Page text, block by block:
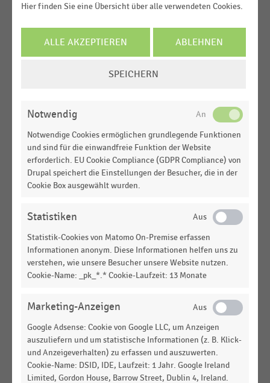
BAU- UND HEIMWERKERMÄRKTE|STATISTIK
Deutschland nach Sortimenten (2016-2025)
DEUTSCHSPRACHIGER EINZELHANDEL|STATISTIK
Umsatz der steuerpflichtigen Unternehmen im
BAU- UND HEIMWERKERMÄRKTE STATISTIK
Umsatz der Bau- und Heimwerkermärkte in
Deutschland nach Sortimenten (2024-2025)
BAU- UND HEIMWERKERMÄRKTE|STATISTIK
Gewichtete Verkaufsfläche der Bau- und
BAU- UND HEIMWERKERMÄRKTE STATISTIK
Durchschnittliche gewichtete Verkaufsfläche der
Bau- und Heimwerkermärkte (2010-2026)
BAU- UND HEIMWERKERMÄRKTE|STATISTIK
Heimwerkerbedarf in Deutschland (2018-2024)
BAU- UND HEIMWERKERMÄRKTE |STATISTIK
Umsatz im Einzelhandel mit Metallwaren,
Anstrichmitteln, Bau- und Heimwerkerbedarf in
Deutschland (2018-2024)
MEHR ANZEIGEN
Weltweit
Europa
Hier finden Sie eine Übersicht über alle verwendeten Cookies.
ALLE AKZEPTIEREN ABLEHNEN
SPEICHERN
Notwendig
Notwendige Cookies ermöglichen grundlegende Funktionen
und sind für die einwandfreie Funktion der Website
erforderlich. EU Cookie Compliance (GDPR Compliance) von
Drupal speichert die Einstellungen der Besucher, die in der
Cookie Box ausgewählt wurden.
Statistiken
Statistik-Cookies von Matomo On-Premise erfassen
Informationen anonym. Diese Informationen helfen uns zu
verstehen, wie unsere Besucher unsere Website nutzen.
Cookie-Name: _pk_*.* Cookie-Laufzeit: 13 Monate
Marketing-Anzeigen
Google Adsense: Cookie von Google LLC, um Anzeigen
auszuliefern und um statistische Informationen (z. B. Klick-
und Anzeigeverhalten) zu erfassen und auszuwerten.
Cookie-Name: DSID, IDE, Laufzeit: 1 Jahr. Google Ireland
Limited, Gordon House, Barrow Street, Dublin 4, Ireland.